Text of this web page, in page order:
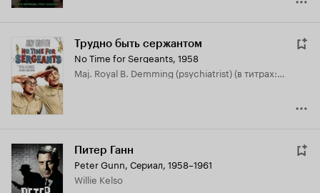
Трудно быть сержантом
No Time for Sergeants, 1958
Maj. Royal B. Demming (psychiatrist) (в титрах: James Milhollan)
Питер Ганн
Peter Gunn, Сериал, 1958–1961
Willie Kelso